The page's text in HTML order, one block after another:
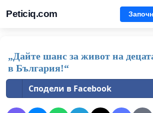
Peticiq.com
„Дайте шанс за живот на
в България!“
Сподели в Facebook